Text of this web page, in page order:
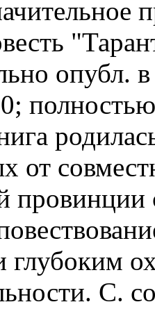
опубл.
от
С.